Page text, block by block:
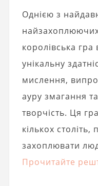
Однією з
найзахоплюючих
королівська
унікальну
мислення,
ауру змагання
творчість. Ця
кількох
захоплювати
Прочитайте